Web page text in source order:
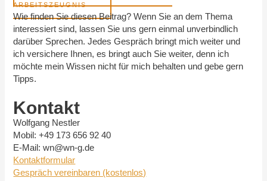
ARBEITSZEUGNIS
Wie finden Sie diesen Beitrag? Wenn Sie an dem Thema
interessiert sind, lassen Sie uns gern einmal unverbindlich
darüber Sprechen. Jedes Gespräch bringt mich weiter und
ich versichere Ihnen, es bringt auch Sie weiter, denn ich
möchte mein Wissen nicht für mich behalten und gebe gern
Tipps.
Kontakt
Wolfgang Nestler
Mobil: +49 173 656 92 40
E-Mail: wn@wn-g.de
Kontaktformular
Gespräch vereinbaren (kostenlos)